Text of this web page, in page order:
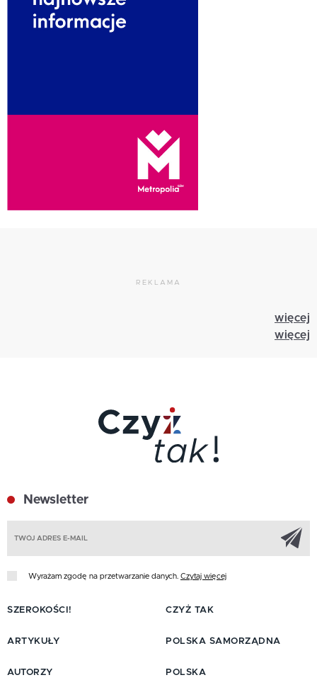
REKLAMA
więcej
więcej
Newsletter
Wyrażam zgodę na przetwarzanie danych. Czytaj więcej
SZEROKOŚCI!
ARTYKUŁY
AUTORZY
CZYŻ TAK
POLSKA SAMORZĄDNA
POLSKA